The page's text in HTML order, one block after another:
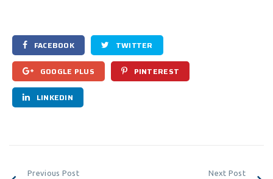
FACEBOOK TWITTER
GOOGLE PLUS PINTEREST
LINKEDIN
Previous Post Next Post